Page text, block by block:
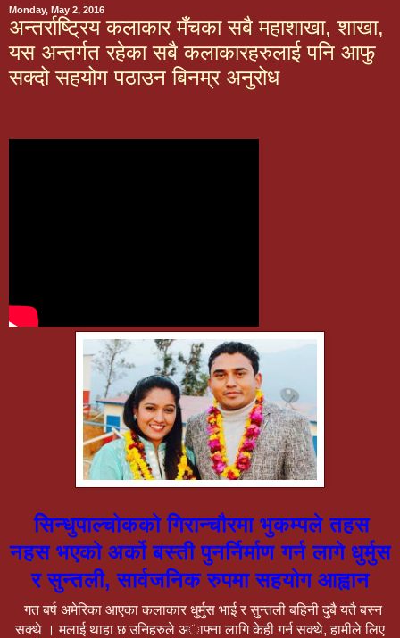
Monday, May 2, 2016
अन्तर्राष्ट्रिय कलाकार मँचका सबै महाशाखा, शाखा,
यस अन्तर्गत रहेका सबै कलाकारहरुलाई पनि आफु
सक्दो सहयोग पठाउन बिनम्र अनुरोध
सिन्धुपाल्चोकको गिरान्चौरमा भुकम्पले तहस
नहस भएको अर्को बस्ती पुनर्निर्माण गर्न लागे धुर्मुस
र सुन्तली, सार्वजनिक रुपमा सहयोग आह्वान
गत बर्ष अमेरिका आएका कलाकार धुर्मुस भाई र सुन्तली बहिनी दुबै यतै बस्न
सक्थे । मलाई थाहा छ उनिहरुले अाफ्ना लागि केही गर्न सक्थे, हामीले लिए